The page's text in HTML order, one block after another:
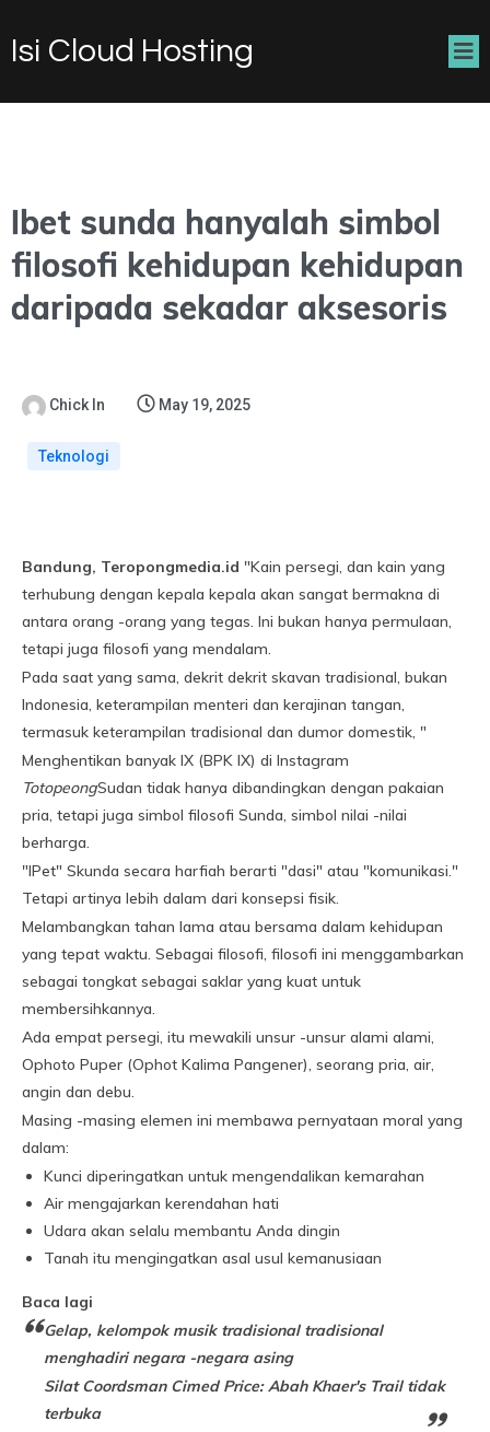
Isi Cloud Hosting
Ibet sunda hanyalah simbol
filosofi kehidupan kehidupan
daripada sekadar aksesoris
Chick In May 19, 2025
Teknologi
Bandung, Teropongmedia.id "Kain persegi, dan kain yang
terhubung dengan kepala kepala akan sangat bermakna di
antara orang -orang yang tegas. Ini bukan hanya permulaan,
tetapi juga filosofi yang mendalam.
Pada saat yang sama, dekrit dekrit skavan tradisional, bukan
Indonesia, keterampilan menteri dan kerajinan tangan,
termasuk keterampilan tradisional dan dumor domestik, "
Menghentikan banyak IX (BPK IX) di Instagram
TotopeongSudan tidak hanya dibandingkan dengan pakaian
pria, tetapi juga simbol filosofi Sunda, simbol nilai -nilai
berharga.
"IPet" Skunda secara harfiah berarti "dasi" atau "komunikasi."
Tetapi artinya lebih dalam dari konsepsi fisik.
Melambangkan tahan lama atau bersama dalam kehidupan
yang tepat waktu. Sebagai filosofi, filosofi ini menggambarkan
sebagai tongkat sebagai saklar yang kuat untuk
membersihkannya.
Ada empat persegi, itu mewakili unsur -unsur alami alami,
Ophoto Puper (Ophot Kalima Pangener), seorang pria, air,
angin dan debu.
Masing -masing elemen ini membawa pernyataan moral yang
dalam:
Kunci diperingatkan untuk mengendalikan kemarahan
Air mengajarkan kerendahan hati
Udara akan selalu membantu Anda dingin
Tanah itu mengingatkan asal usul kemanusiaan
Baca lagi
Gelap, kelompok musik tradisional tradisional
menghadiri negara -negara asing
Silat Coordsman Cimed Price: Abah Khaer's Trail tidak
terbuka